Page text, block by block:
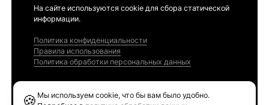
На сайте используются cookie для сбора статической
информации.
Политика конфиденциальности
Правила использования
Политика обработки персональных данных
🍪 Мы используем cookie, что бы вам было удобно.